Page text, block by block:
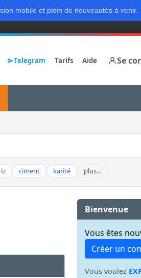
mobile et plein de nouveautés à venir.
Telegram Tarifs Aide Se
ciment karité plus…
Bienvenue
Vous êtes
Créer un
Vous voulez